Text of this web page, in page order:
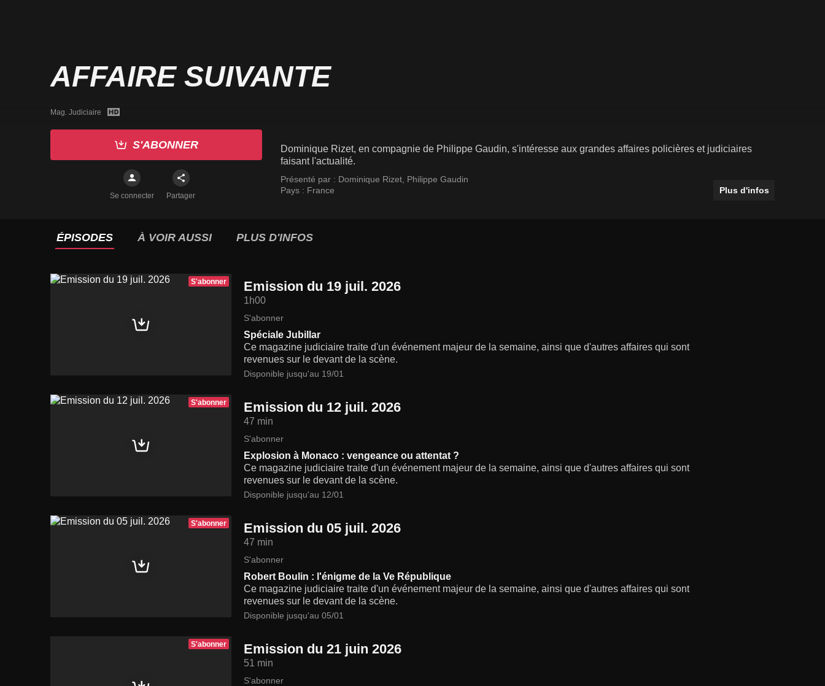
AFFAIRE SUIVANTE
Mag. Judiciaire
S'ABONNER
Se connecter Partager
Dominique Rizet, en compagnie de Philippe Gaudin, s'intéresse aux grandes affaires policières et judiciaires
faisant l'actualité.
Présenté par : Dominique Rizet Philippe Gaudin
Pays : France Plus d'infos
ÉPISODES À VOIR AUSSI PLUS D'INFOS
S'abonner Emission du 19 juil. 2026
1h00
S'abonner
Spéciale Jubillar
Ce magazine judiciaire traite d'un événement majeur de la semaine, ainsi que d'autres affaires qui sont
revenues sur le devant de la scène.
Disponible jusqu'au 19/01
S'abonner Emission du 12 juil. 2026
47 min
S'abonner
Explosion à Monaco : vengeance ou attentat ?
Ce magazine judiciaire traite d'un événement majeur de la semaine, ainsi que d'autres affaires qui sont
revenues sur le devant de la scène.
Disponible jusqu'au 12/01
S'abonner Emission du 05 juil. 2026
47 min
S'abonner
Robert Boulin : l'énigme de la Ve République
Ce magazine judiciaire traite d'un événement majeur de la semaine, ainsi que d'autres affaires qui sont
revenues sur le devant de la scène.
Disponible jusqu'au 05/01
S'abonner Emission du 21 juin 2026
51 min
S'abonner